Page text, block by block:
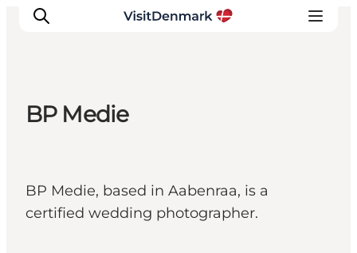
Aktiviteter
Övernatta
BP Medie
BP Medie, based in Aabenraa, is a
certified wedding photographer.